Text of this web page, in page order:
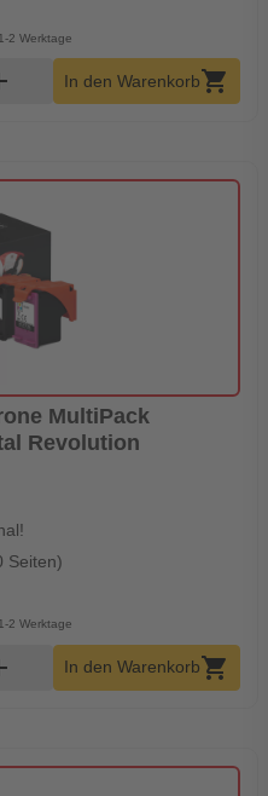
2 Werktage
Menge
In den Warenkorbshopping_cart
MultiPack
Revolution
Seiten)
2 Werktage
Menge
In den Warenkorbshopping_cart